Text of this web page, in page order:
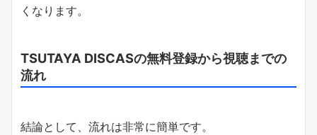
くなります。
TSUTAYA DISCASの無料登録から視聴までの
流れ
結論として、流れは非常に簡単です。